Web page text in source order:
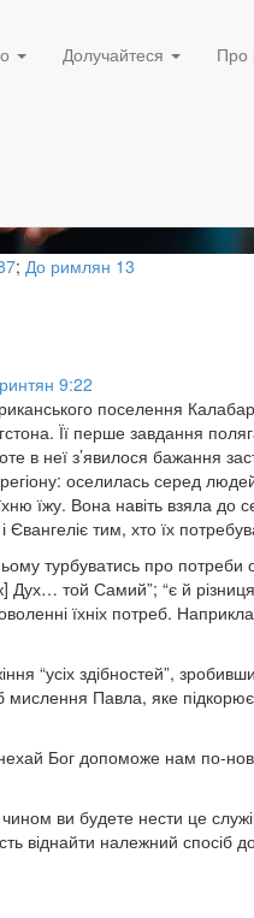
Долучайтеся Про
; До римлян 13
9:22
поселення
Її перше завдання
в неї з’явилося бажання
оселилась серед
їжу. Вона навіть взяла до
тим, хто їх
турбуватись про
той Самий”; “є й
їхніх потреб.
“усіх здібностей”,
мислення Павла, яке
Бог допоможе нам по-
ви будете нести це
віднайти належний спосіб